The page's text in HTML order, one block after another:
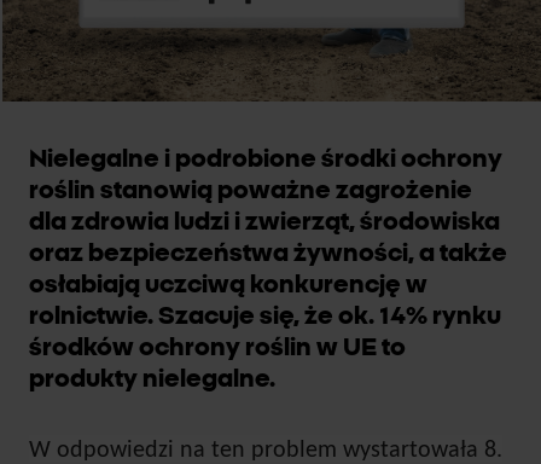
Nielegalne i podrobione środki ochrony
roślin stanowią poważne zagrożenie
dla zdrowia ludzi i zwierząt, środowiska
oraz bezpieczeństwa żywności, a także
osłabiają uczciwą konkurencję w
rolnictwie. Szacuje się, że ok. 14% rynku
środków ochrony roślin w UE to
produkty nielegalne.
W odpowiedzi na ten problem wystartowała 8.